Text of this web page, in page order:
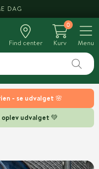
- se udvalget 🌸
udvalget 💚
DAG
Find center
0
Kurv
Menu